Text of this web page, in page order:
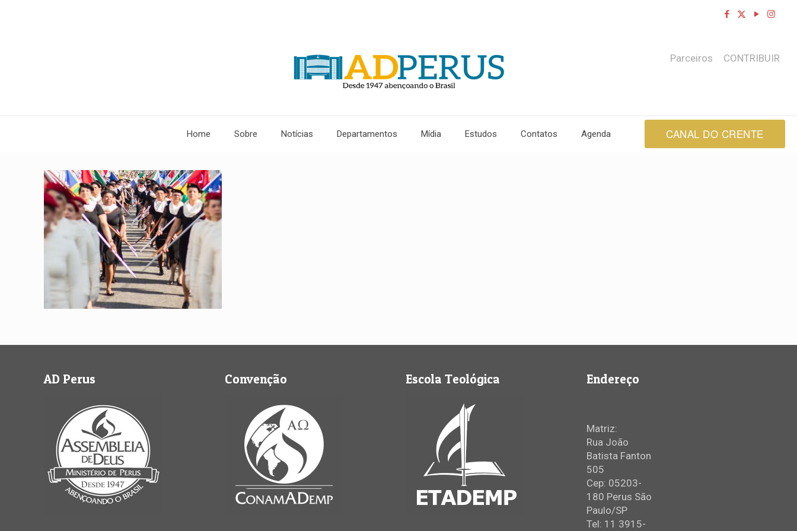
Home Sobre Notícias Departamentos Mídia Estudos Contatos Agenda
Parceiros CONTRIBUIR
CANAL DO CRENTE
AD Perus Convenção Escola Teológica Endereço
Matriz:
Rua João
Batista Fanton
505
Cep: 05203-
180 Perus São
Paulo/SP
Tel: 11 3915-